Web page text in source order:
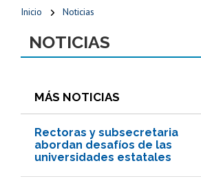
Inicio Noticias
NOTICIAS
MÁS NOTICIAS
Rectoras y subsecretaria
abordan desafíos de las
universidades estatales